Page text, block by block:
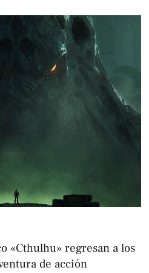
«Cthulhu» regresan a los
de acción